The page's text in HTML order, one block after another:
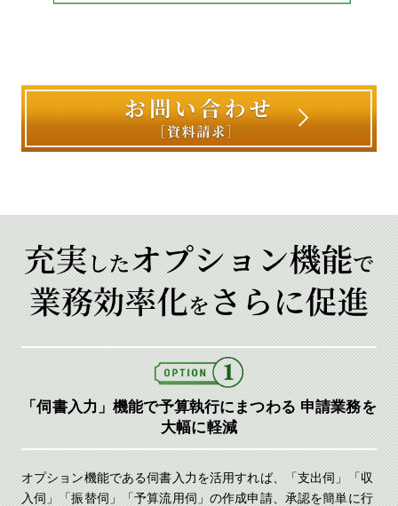
「伺書入力」機能で予算執行にまつわる 申請業務を
大幅に軽減
オプション機能である伺書入力を活用すれば、「支出伺」「収
入伺」「振替伺」「予算流用伺」の作成申請、承認を簡単に行